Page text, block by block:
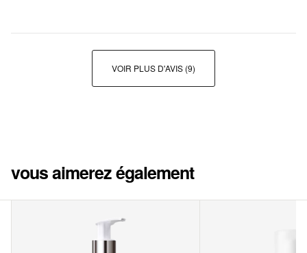
VOIR PLUS D'AVIS (9)
vous aimerez également